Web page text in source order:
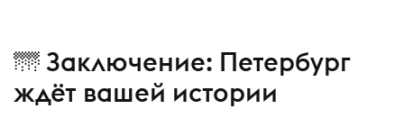
🌁 Заключение: Петербург
ждёт вашей истории